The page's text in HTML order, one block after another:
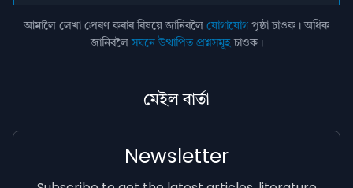
আমালৈ লেখা প্ৰেৰণ কৰাৰ বিষয়ে জানিবলৈ যোগাযোগ পৃষ্ঠা চাওক। অধিক
জানিবলৈসঘনে উত্থাপিত প্ৰশ্নসমূহচাওক।
মেইল বাৰ্তা
Newsletter